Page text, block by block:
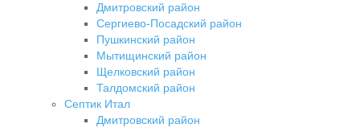
Дмитровский район
Сергиево-Посадский район
Пушкинский район
Мытищинский район
Щелковский район
Талдомский район
Септик Итал
Дмитровский район